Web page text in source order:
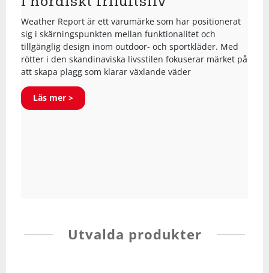
Supporterkläder
T-shirts & linnen
Sneakers
Sporttillbehör
Väskor
Shorts
Skjortor
Padel & tennisskor
Sandaler & tofflor
Handskar
Hjälmar
Shorts
Skjortor
Padel & tennisskor
Sandaler & tofflor
Handskar
Hjälmar
Cykel
Fotboll
Weather Report är ett varumärke som har positionerat
sig i skärningspunkten mellan funktionalitet och
tillgänglig design inom outdoor- och sportkläder. Med
rötter i den skandinaviska livsstilen fokuserar märket på
att skapa plagg som klarar växlande väder
Läs mer >
Utvalda produkter